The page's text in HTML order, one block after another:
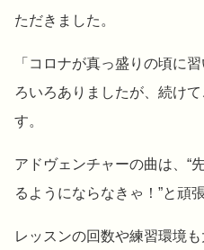
ただきました。
「コロナが真っ盛りの頃に
ろいろありましたが、続け
す。
アドヴェンチャーの曲は、“
るようにならなきゃ！”と頑
レッスンの回数や練習環境